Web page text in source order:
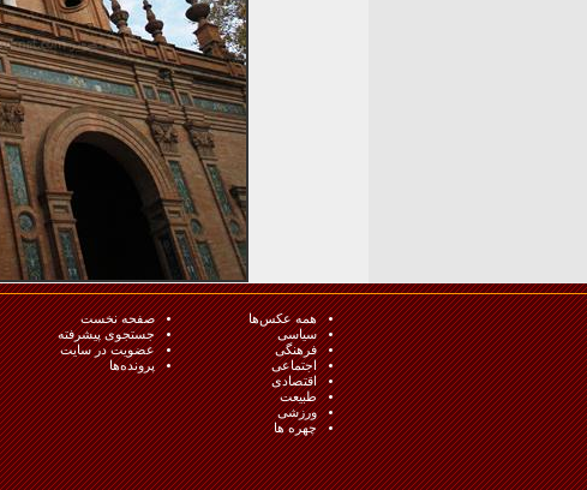
همه عکس‌ها
سیاسی
فرهنگی
اجتماعی
اقتصادی
طبيعت
ورزشی
چهره ها
صفحه نخست
جستجوی پیشرفته
عضویت در سایت
پرونده‌ها